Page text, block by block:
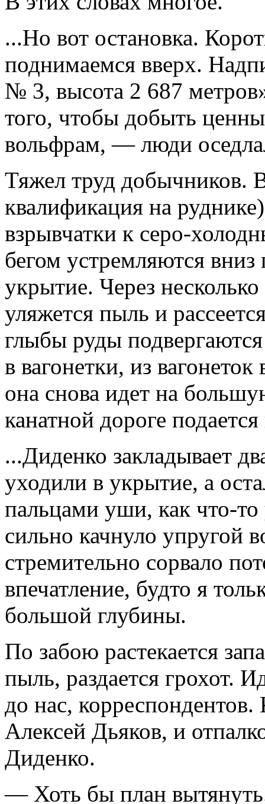
...Но вот остановка.
поднимаемся вверх.
№ 3, высота 2 687
того, чтобы добыть
вольфрам, — люди
Тяжел труд добычников.
квалификация на
взрывчатки к серо-
бегом устремляются
укрытие. Через
уляжется пыль и
глыбы руды
в вагонетки, из
она снова идет на
канатной дороге
...Диденко закладывает
уходили в укрытие, а
пальцами уши, как что-
сильно качнуло упругой
стремительно сорвало
впечатление, будто я
большой глубины.
По забою растекается
пыль, раздается грохот.
до нас,
Алексей Дьяков, и
Диденко.
— Хоть бы план